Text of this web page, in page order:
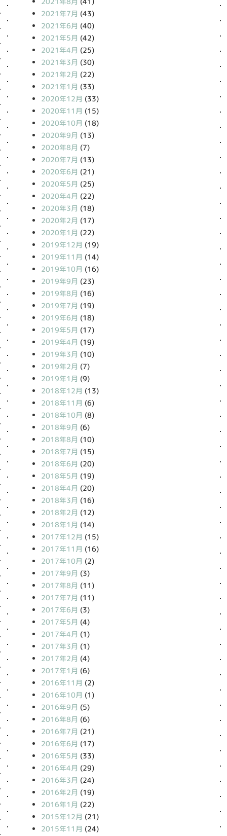
2021年7月 (43)
2021年6月 (40)
2021年5月 (42)
2021年4月 (25)
2021年3月 (30)
2021年2月 (22)
2021年1月 (33)
2020年12月 (33)
2020年11月 (15)
2020年10月 (18)
2020年9月 (13)
2020年8月 (7)
2020年7月 (13)
2020年6月 (21)
2020年5月 (25)
2020年4月 (22)
2020年3月 (18)
2020年2月 (17)
2020年1月 (22)
2019年12月 (19)
2019年11月 (14)
2019年10月 (16)
2019年9月 (23)
2019年8月 (16)
2019年7月 (19)
2019年6月 (18)
2019年5月 (17)
2019年4月 (19)
2019年3月 (10)
2019年2月 (7)
2019年1月 (9)
2018年12月 (13)
2018年11月 (6)
2018年10月 (8)
2018年9月 (6)
2018年8月 (10)
2018年7月 (15)
2018年6月 (20)
2018年5月 (19)
2018年4月 (20)
2018年3月 (16)
2018年2月 (12)
2018年1月 (14)
2017年12月 (15)
2017年11月 (16)
2017年10月 (2)
2017年9月 (3)
2017年8月 (11)
2017年7月 (11)
2017年6月 (3)
2017年5月 (4)
2017年4月 (1)
2017年3月 (1)
2017年2月 (4)
2017年1月 (6)
2016年11月 (2)
2016年10月 (1)
2016年9月 (5)
2016年8月 (6)
2016年7月 (21)
2016年6月 (17)
2016年5月 (33)
2016年4月 (29)
2016年3月 (24)
2016年2月 (19)
2016年1月 (22)
2015年12月 (21)
2015年11月 (24)